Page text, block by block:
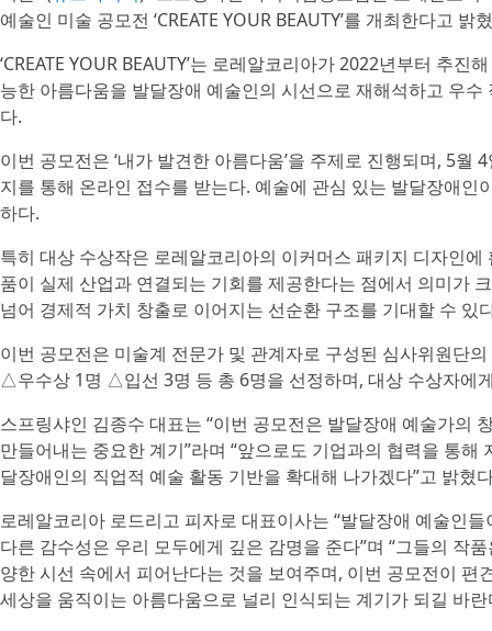
예술인 미술 공모전 ‘CREATE YOUR BEAUTY’를 개최한다고 밝
‘CREATE YOUR BEAUTY’는 로레알코리아가 2022년부터 추
능한 아름다움을 발달장애 예술인의 시선으로 재해석하고 우
다.
이번 공모전은 ‘내가 발견한 아름다움’을 주제로 진행되며, 5월
지를 통해 온라인 접수를 받는다. 예술에 관심 있는 발달장애인
하다.
특히 대상 수상작은 로레알코리아의 이커머스 패키지 디자인
품이 실제 산업과 연결되는 기회를 제공한다는 점에서 의미가
넘어 경제적 가치 창출로 이어지는 선순환 구조를 기대할 수 있
이번 공모전은 미술계 전문가 및 관계자로 구성된 심사위원단
△우수상 1명 △입선 3명 등 총 6명을 선정하며, 대상 수상자에
스프링샤인 김종수 대표는 “이번 공모전은 발달장애 예술가의
만들어내는 중요한 계기”라며 “앞으로도 기업과의 협력을 통
달장애인의 직업적 예술 활동 기반을 확대해 나가겠다”고 밝혔
로레알코리아 로드리고 피자로 대표이사는 “발달장애 예술인
다른 감수성은 우리 모두에게 깊은 감명을 준다”며 “그들의 작
양한 시선 속에서 피어난다는 것을 보여주며, 이번 공모전이 편
세상을 움직이는 아름다움으로 널리 인식되는 계기가 되길 바란